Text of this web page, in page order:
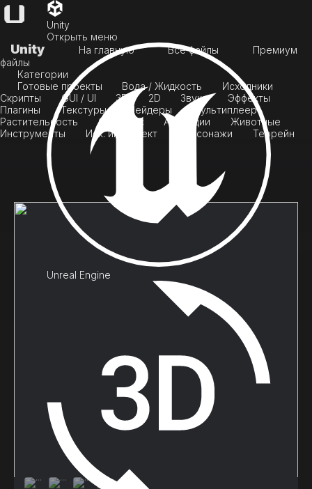
Unity
Открыть меню
Unreal Engine
Unity На главную Все файлы
Премиум
файлы
Категории
Готовые проекты
Вода / Жидкость
Исходники
Скрипты
GUI / UI 3D 2D Звуки
Эффекты
Плагины
Текстуры Шейдеры
Мультиплеер
Растительность
Скайбокс Анимации
Животные
Инструменты
Иск. интеллект Персонажи Террейн